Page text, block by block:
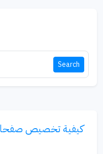
Search
كيفية تخصيص